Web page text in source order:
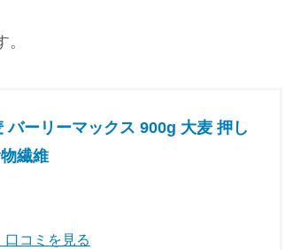
バーリーマックス 900g 大麦 押し
繊維
コミを見る